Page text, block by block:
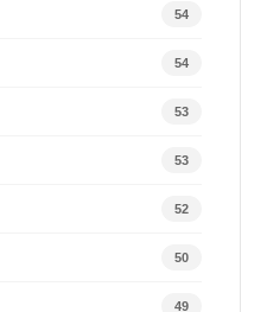
54
54
53
53
52
50
49